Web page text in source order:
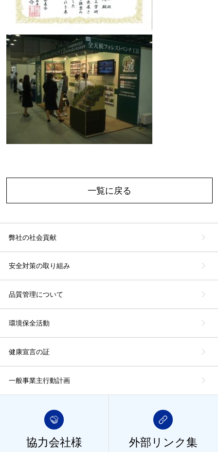
一覧に戻る
弊社の社会貢献
安全対策の取り組み
品質管理について
環境保全活動
健康宣言の証
一般事業主行動計画
協力会社様 外部リンク集